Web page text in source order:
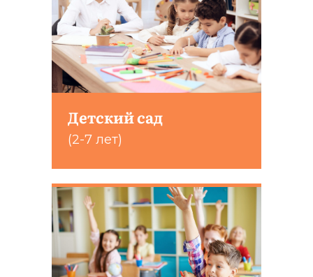
Детский сад
(2-7 лет)